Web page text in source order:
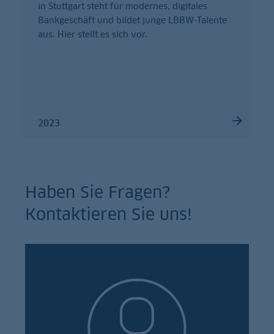
in Stuttgart steht für modernes, digitales
Bankgeschäft und bildet junge LBBW-Talente
aus. Hier stellt es sich vor.
2023
Haben Sie Fragen?
Kontaktieren Sie uns!